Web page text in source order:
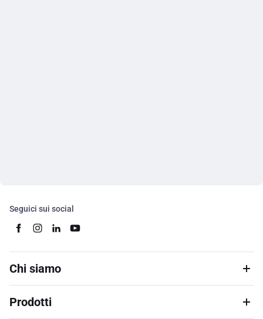
Seguici sui social
Chi siamo
Prodotti